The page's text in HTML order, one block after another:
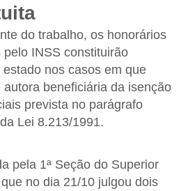
do trabalho, os honorários
INSS constituirão
nos casos em que
beneficiária da isenção
prevista no parágrafo
Lei 8.213/1991.
pela 1ª Seção do Superior
no dia 21/10 julgou dois